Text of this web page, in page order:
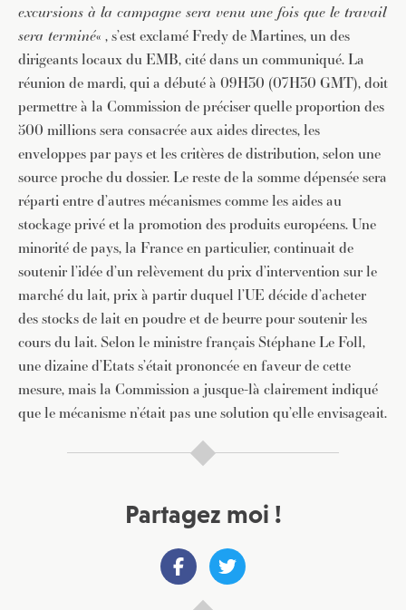
excursions à la campagne sera venu une fois que le travail
sera terminé« , s’est exclamé Fredy de Martines, un des
dirigeants locaux du EMB, cité dans un communiqué. La
réunion de mardi, qui a débuté à 09H30 (07H30 GMT), doit
permettre à la Commission de préciser quelle proportion des
500 millions sera consacrée aux aides directes, les
enveloppes par pays et les critères de distribution, selon une
source proche du dossier. Le reste de la somme dépensée sera
réparti entre d’autres mécanismes comme les aides au
stockage privé et la promotion des produits européens. Une
minorité de pays, la France en particulier, continuait de
soutenir l’idée d’un relèvement du prix d’intervention sur le
marché du lait, prix à partir duquel l’UE décide d’acheter
des stocks de lait en poudre et de beurre pour soutenir les
cours du lait. Selon le ministre français Stéphane Le Foll,
une dizaine d’Etats s’était prononcée en faveur de cette
mesure, mais la Commission a jusque-là clairement indiqué
que le mécanisme n’était pas une solution qu’elle envisageait.
Partagez moi !